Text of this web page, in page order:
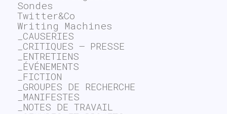
Sondes
Twitter&Co
Writing Machines
_CAUSERIES
_CRITIQUES – PRESSE
_ENTRETIENS
_ÉVÉNEMENTS
_FICTION
_GROUPES DE RECHERCHE
_MANIFESTES
_NOTES DE TRAVAIL